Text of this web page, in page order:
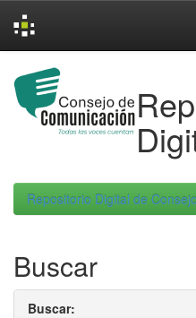
navigation
Repositorio Digital de
Buscar
Buscar: